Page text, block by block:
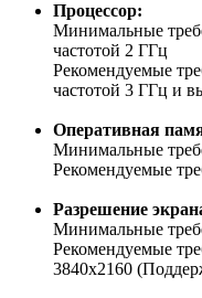
Процессор:
Минимальные
частотой 2 ГГц
Рекомендуемые
частотой 3 ГГц и
Оперативная
Минимальные
Рекомендуемые
Разрешение
Минимальные
Рекомендуемые
3840х2160